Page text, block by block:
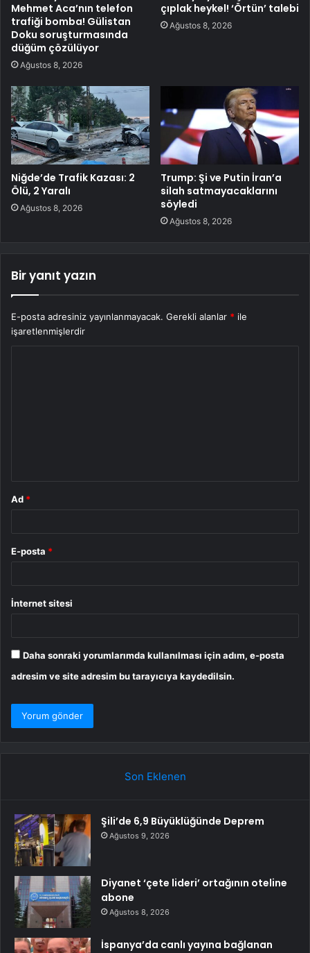
Mehmet Aca’nın telefon
trafiği bomba! Gülistan
Doku soruşturmasında
düğüm çözülüyor
Ağustos 8, 2026
çıplak heykel! ‘Örtün’ talebi
Ağustos 8, 2026
Niğde’de Trafik Kazası: 2
Ölü, 2 Yaralı
Ağustos 8, 2026
Trump: Şi ve Putin İran’a
silah satmayacaklarını
söyledi
Ağustos 8, 2026
Bir yanıt yazın
E-posta adresiniz yayınlanmayacak. Gerekli alanlar * ile
işaretlenmişlerdir
Ad *
E-posta *
İnternet sitesi
Daha sonraki yorumlarımda kullanılması için adım, e-posta
adresim ve site adresim bu tarayıcıya kaydedilsin.
Son Eklenen
Şili’de 6,9 Büyüklüğünde Deprem
Ağustos 9, 2026
Diyanet ‘çete lideri’ ortağının oteline
abone
Ağustos 8, 2026
İspanya’da canlı yayına bağlanan